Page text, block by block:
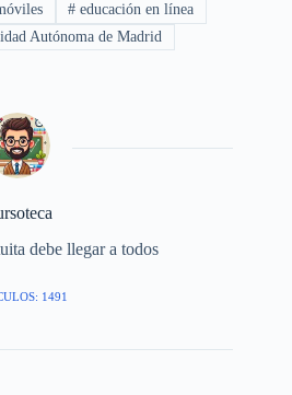
# educación en línea
Autónoma de Madrid
debe llegar a todos
1491